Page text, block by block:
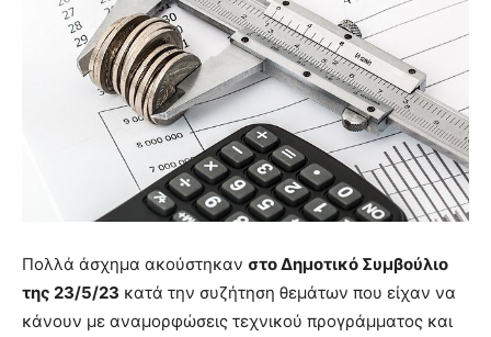
Πολλά άσχημα ακούστηκαν στο Δημοτικό Συμβούλιο
της 23/5/23 κατά την συζήτηση θεμάτων που είχαν να
κάνουν με αναμορφώσεις τεχνικού προγράμματος και